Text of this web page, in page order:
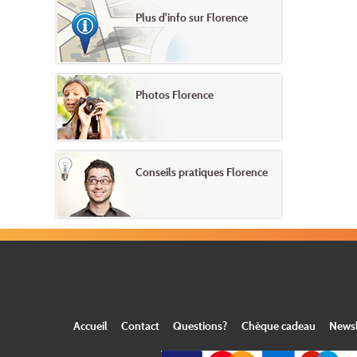
Plus d'info sur Florence
Photos Florence
Conseils pratiques Florence
Accueil Contact Questions? Chèque cadeau